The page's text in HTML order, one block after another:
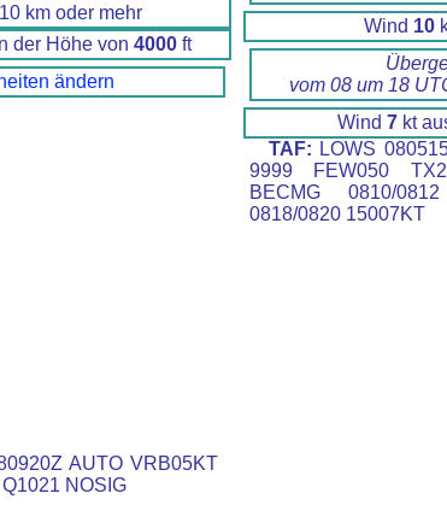
km oder mehr
der Höhe von 4000ft
ändern
AUTO VRB05KT
NOSIG
Wind 10
vom 08 um 18
Wind 7 kt
TAF: LOWS
9999 FEW050
BECMG 0810/
0818/0820 15007KT